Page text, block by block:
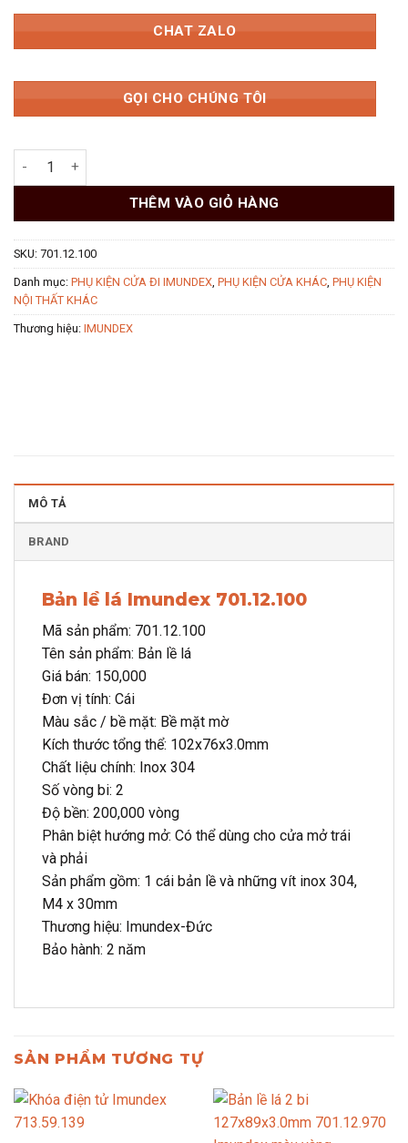
CHAT ZALO
GỌI CHO CHÚNG TÔI
Bản lề lá 2 bi 102x76x3.0mm 701.12.100 Imundex số lượng
THÊM VÀO GIỎ HÀNG
SKU: 701.12.100
Danh mục: PHỤ KIỆN CỬA ĐI IMUNDEX, PHỤ KIỆN CỬA KHÁC, PHỤ KIỆN
NỘI THẤT KHÁC
Thương hiệu: IMUNDEX
MÔ TẢ
BRAND
Bản lề lá Imundex 701.12.100
Mã sản phẩm: 701.12.100
Tên sản phẩm: Bản lề lá
Giá bán: 150,000
Đơn vị tính: Cái
Màu sắc / bề mặt: Bề mặt mờ
Kích thước tổng thể: 102x76x3.0mm
Chất liệu chính: Inox 304
Số vòng bi: 2
Độ bền: 200,000 vòng
Phân biệt hướng mở: Có thể dùng cho cửa mở trái
và phải
Sản phẩm gồm: 1 cái bản lề và những vít inox 304,
M4 x 30mm
Thương hiệu: Imundex-Đức
Bảo hành: 2 năm
SẢN PHẨM TƯƠNG TỰ